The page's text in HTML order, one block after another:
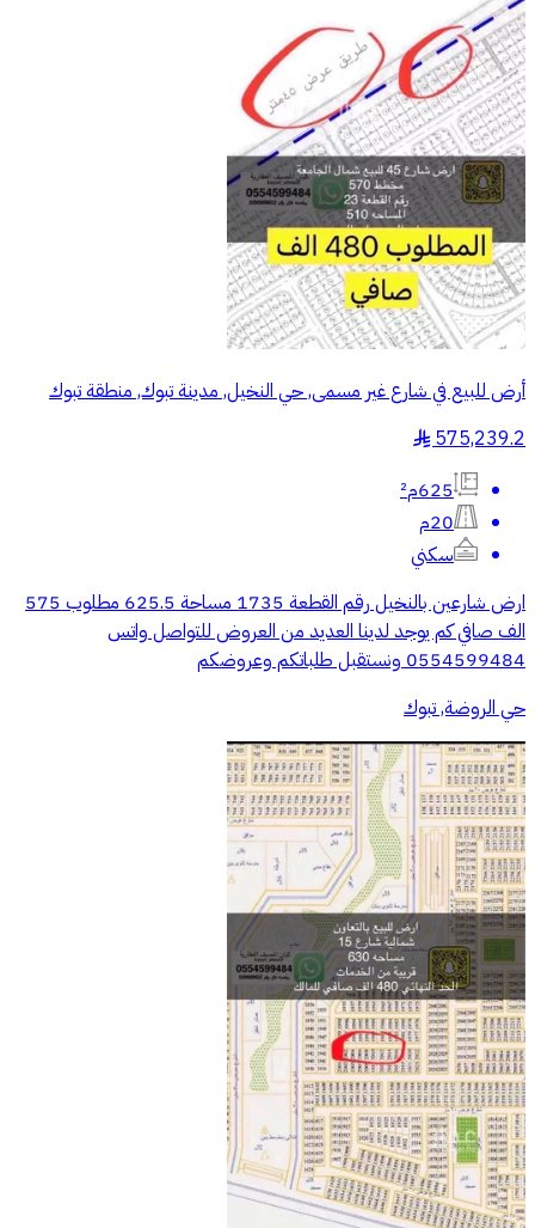
أرض للبيع في شارع غير مسمى, حي النخيل, مدينة تبوك, منطقة تبوك
575,239.2
§
625م²
20م
سكني
ارض شارعين بالنخيل رقم القطعة 1735 مساحة 625.5 مطلوب 575
الف صافي كم يوجد لدينا العديد من العروض للتواصل واتس
0554599484 ونستقبل طلباتكم وعروضكم
حي الروضة, تبوك